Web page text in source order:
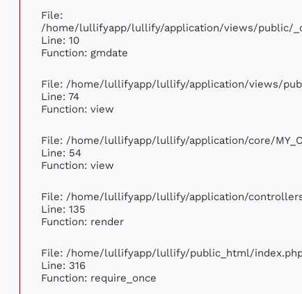
File:
/home/lullifyapp/lullify/application/views/public/
Line: 10
Function: gmdate
File: /home/lullifyapp/lullify/application/views/
Line: 74
Function: view
File: /home/lullifyapp/lullify/application/core/
Line: 54
Function: view
File: /home/lullifyapp/lullify/application/
Line: 135
Function: render
File: /home/lullifyapp/lullify/public_html/
Line: 316
Function: require_once